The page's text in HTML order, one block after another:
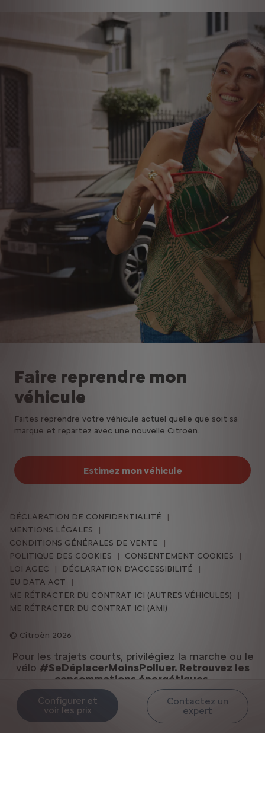
Configurer et
voir les prix
Contactez un
expert
Faire reprendre mon
véhicule
Faites reprendre votre véhicule actuel quelle que soit sa
marque et repartez avec une nouvelle Citroën.
Estimez mon véhicule
NOUS SUIVRE
Citroën 2026
DÉCLARATION DE CONFIDENTIALITÉ
MENTIONS LÉGALES
CONDITIONS GÉNÉRALES DE VENTE
POLITIQUE DES COOKIES
CONSENTEMENT COOKIES
LOI AGEC
DÉCLARATION D'ACCESSIBILITÉ
EU DATA ACT
ME RÉTRACTER DU CONTRAT ICI (AUTRES VÉHICULES)
ME RÉTRACTER DU CONTRAT ICI (AMI)
Pour les trajets courts, privilégiez la marche ou le
vélo #SeDéplacerMoinsPolluer. Retrouvez les
consommations énergétiques.